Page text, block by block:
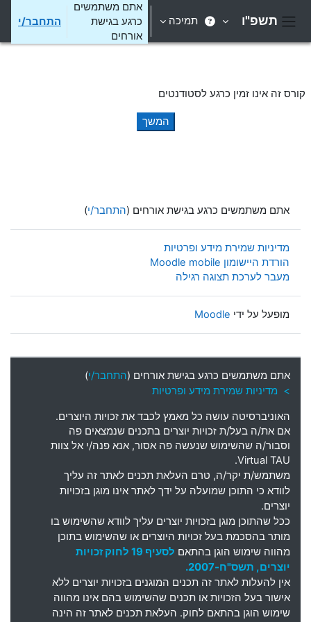
תשפ"ו תמיכה
אתם משתמשים
כרגע בגישת
אורחים
התחבר/י
קורס זה אינו זמין כרגע לסטודנטים
המשך
אתם משתמשים כרגע בגישת אורחים (התחבר/י)
מדיניות שמירת מידע ופרטיות
הורדת היישומון Moodle mobile
מעבר לערכת תצוגה רגילה
מופעל על ידי Moodle
אתם משתמשים כרגע בגישת אורחים (התחבר/י)
> מדיניות שמירת מידע ופרטיות
האוניברסיטה עושה כל מאמץ לכבד את זכויות היוצרים.
אם את/ה בעל/ת זכויות יוצרים בתכנים שנמצאים פה
וסבור/ה שהשימוש שנעשה פה אסור, אנא פנה/י אל צוות
Virtual TAU.
משתמש/ת יקר/ה, טרם העלאת תכנים לאתר זה עליך
לוודא כי התוכן שמועלה על ידך לאתר אינו מוגן בזכויות
יוצרים.
ככל שהתוכן מוגן בזכויות יוצרים עליך לוודא שהשימוש בו
מותר בהסכמת בעל זכויות היוצרים או שהשימוש בתוכן
מהווה שימוש הוגן בהתאם
לסעיף 19 לחוק זכויות
יוצרים, תשס"ח-2007.
אין להעלות לאתר זה תכנים המוגנים בזכויות יוצרים ללא
אישור בעל הזכויות או תכנים שהשימוש בהם אינו מהווה
שימוש הוגן בהתאם לחוק. העלאת תכנים לאתר זה הינה